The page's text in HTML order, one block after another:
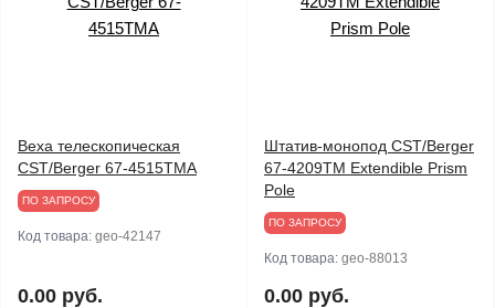
Веха телескопическая
CST/Berger 67-4515TMA
ПО ЗАПРОСУ
Код товара: geo-42147
0.00 руб.
Штатив-монопод CST/Berger
67-4209TM Extendible Prism
Pole
ПО ЗАПРОСУ
Код товара: geo-88013
0.00 руб.